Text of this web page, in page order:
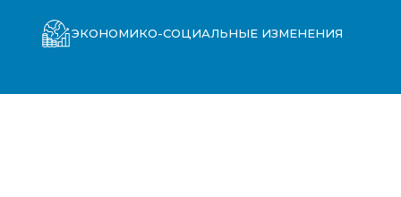
ЭКОНОМИКО-СОЦИАЛЬНЫЕ ИЗМЕНЕНИЯ